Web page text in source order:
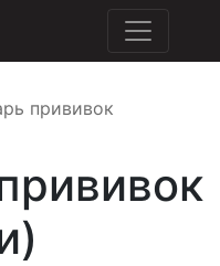
прививок